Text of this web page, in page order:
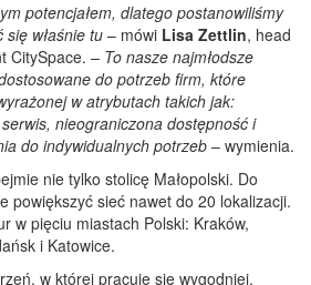
potencjałem, dlatego postanowiliśmy
właśnie tu – mówi Lisa Zettlin, head
CitySpace. – To nasze najmłodsze
do potrzeb firm, które
w atrybutach takich jak:
nieograniczona dostępność i
do indywidualnych potrzeb – wymienia.
nie tylko stolicę Małopolski. Do
powiększyć sieć nawet do 20 lokalizacji.
w pięciu miastach Polski: Kraków,
i Katowice.
w której pracuje się wygodniej,